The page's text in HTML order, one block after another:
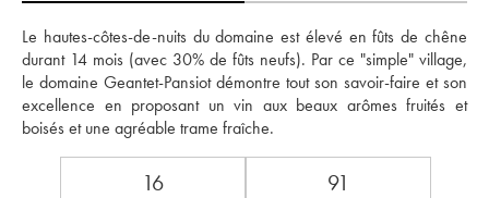
Le hautes-côtes-de-nuits du domaine est élevé en fûts de chêne
durant 14 mois (avec 30% de fûts neufs). Par ce "simple" village,
le domaine Geantet-Pansiot démontre tout son savoir-faire et son
excellence en proposant un vin aux beaux arômes fruités et
boisés et une agréable trame fraîche.
16 91